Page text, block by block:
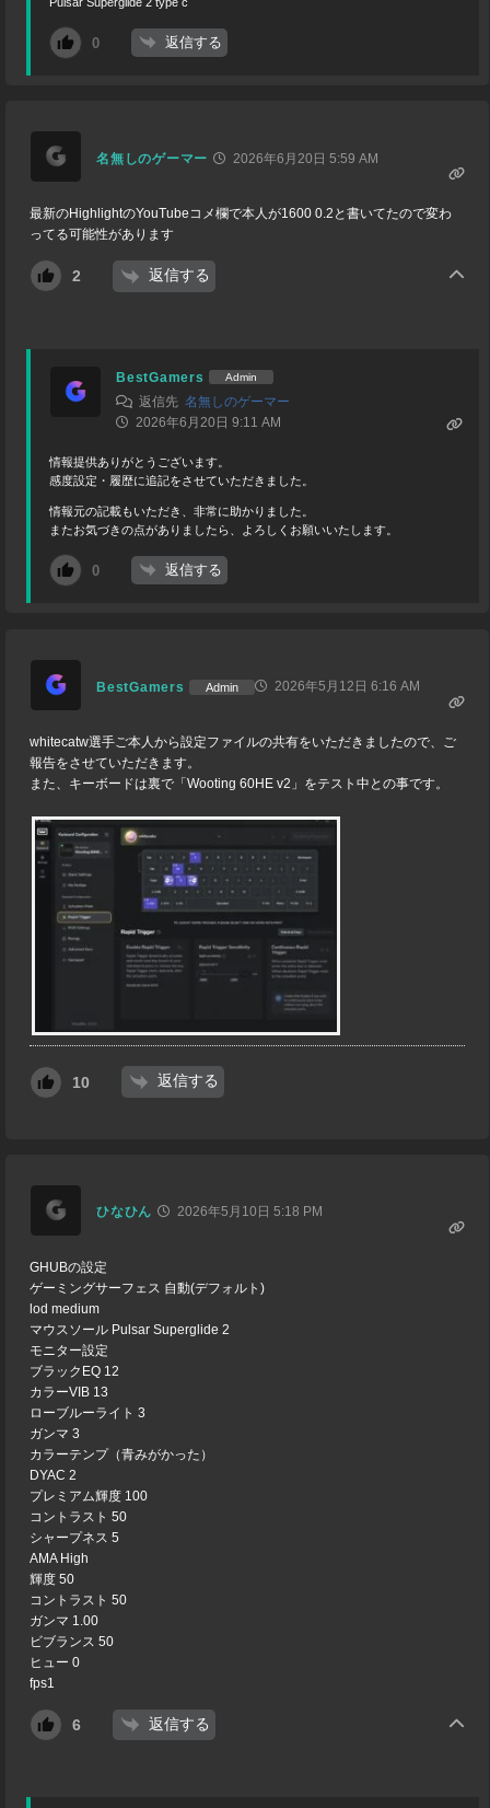
0 返信する
名無しのゲーマー 2026年6月20日 5:59 AM
最新のHighlightのYouTubeコメ欄で本人が1600 0.2と書いてたので変わ
ってる可能性があります
2 返信する
BestGamers Admin
返信先名無しのゲーマー
2026年6月20日 9:11 AM
情報提供ありがとうございます。
感度設定・履歴に追記をさせていただきました。
情報元の記載もいただき、非常に助かりました。
またお気づきの点がありましたら、よろしくお願いいたします。
0 返信する
BestGamers Admin 2026年5月12日 6:16 AM
whitecatw選手ご本人から設定ファイルの共有をいただきましたので、ご
報告をさせていただきます。
また、キーボードは裏で「Wooting 60HE v2」をテスト中との事です。
10 返信する
ひなひん 2026年5月10日 5:18 PM
GHUBの設定
ゲーミングサーフェス 自動(デフォルト)
lod medium
マウスソール Pulsar Superglide 2
モニター設定
ブラックEQ 12
カラーVIB 13
ローブルーライト 3
ガンマ 3
カラーテンプ（青みがかった）
DYAC 2
プレミアム輝度 100
コントラスト 50
シャープネス 5
AMA High
輝度 50
コントラスト 50
ガンマ 1.00
ビブランス 50
ヒュー 0
fps1
6 返信する